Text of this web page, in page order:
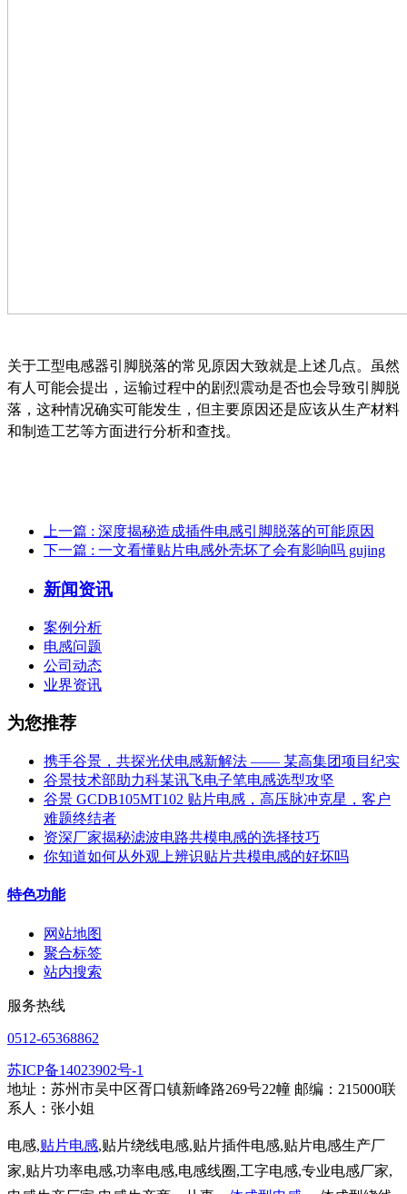
关于工型电感器引脚脱落的常见原因大致就是上述几点。虽然
有人可能会提出，运输过程中的剧烈震动是否也会导致引脚脱
落，这种情况确实可能发生，但主要原因还是应该从生产材料
和制造工艺等方面进行分析和查找。
上一篇 : 深度揭秘造成插件电感引脚脱落的可能原因
下一篇 : 一文看懂贴片电感外壳坏了会有影响吗 gujing
新闻资讯
案例分析
电感问题
公司动态
业界资讯
为您推荐
携手谷景，共探光伏电感新解法 —— 某高集团项目纪实
谷景技术部助力科某讯飞电子笔电感选型攻坚
谷景 GCDB105MT102 贴片电感，高压脉冲克星，客户
难题终结者
资深厂家揭秘滤波电路共模电感的选择技巧
你知道如何从外观上辨识贴片共模电感的好坏吗
特色功能
网站地图
聚合标签
站内搜索
服务热线
0512-65368862
苏ICP备14023902号-1
地址：苏州市吴中区胥口镇新峰路269号22幢 邮编：215000联
系人：张小姐
电感,贴片电感,贴片绕线电感,贴片插件电感,贴片电感生产厂
家,贴片功率电感,功率电感,电感线圈,工字电感,专业电感厂家,